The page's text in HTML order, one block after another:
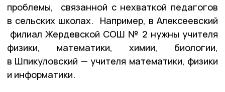
проблемы, связанной с нехваткой педагогов
в сельских школах. Например, в Алексеевский
филиал Жердевской СОШ № 2 нужны учителя
физики, математики, химии, биологии,
в Шпикуловский — учителя математики, физики
и информатики.